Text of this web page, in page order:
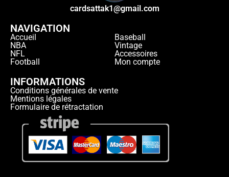
cardsattak1@gmail.com
NAVIGATION
Accueil
NBA
NFL
Football
Baseball
Vintage
Accessoires
Mon compte
INFORMATIONS
Conditions générales de vente
Mentions légales
Formulaire de rétractation